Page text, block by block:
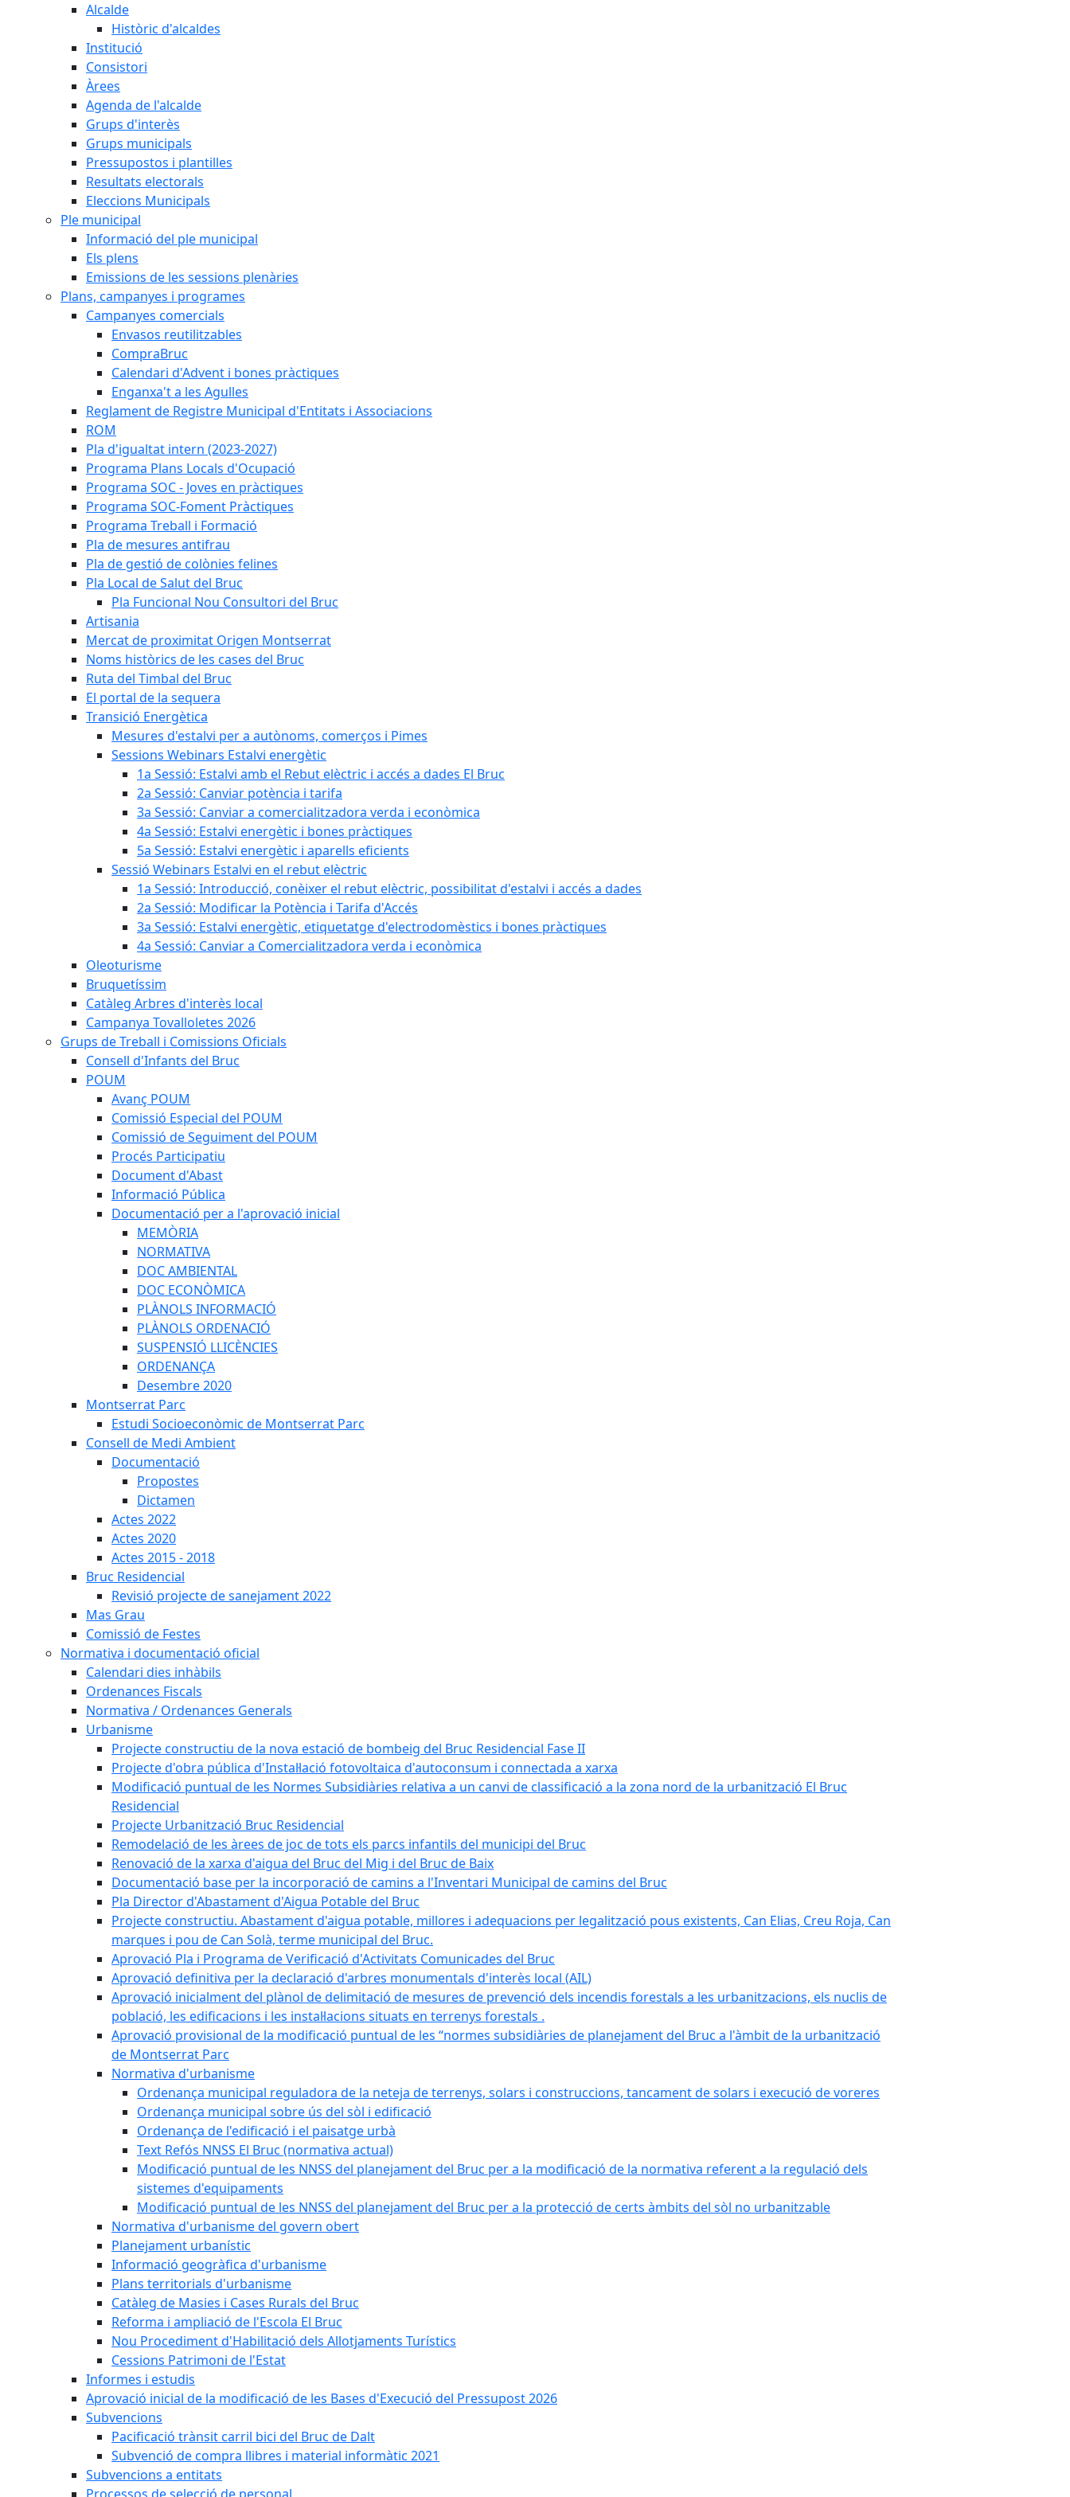
Alcalde
Històric d'alcaldes
Institució
Consistori
Àrees
Agenda de l'alcalde
Grups d'interès
Grups municipals
Pressupostos i plantilles
Resultats electorals
Eleccions Municipals
Ple municipal
Informació del ple municipal
Els plens
Emissions de les sessions plenàries
Plans, campanyes i programes
Campanyes comercials
Envasos reutilitzables
CompraBruc
Calendari d'Advent i bones pràctiques
Enganxa't a les Agulles
Reglament de Registre Municipal d'Entitats i Associacions
ROM
Pla d'igualtat intern (2023-2027)
Programa Plans Locals d'Ocupació
Programa SOC - Joves en pràctiques
Programa SOC-Foment Pràctiques
Programa Treball i Formació
Pla de mesures antifrau
Pla de gestió de colònies felines
Pla Local de Salut del Bruc
Pla Funcional Nou Consultori del Bruc
Artisania
Mercat de proximitat Origen Montserrat
Noms històrics de les cases del Bruc
Ruta del Timbal del Bruc
El portal de la sequera
Transició Energètica
Mesures d'estalvi per a autònoms, comerços i Pimes
Sessions Webinars Estalvi energètic
1a Sessió: Estalvi amb el Rebut elèctric i accés a dades El Bruc
2a Sessió: Canviar potència i tarifa
3a Sessió: Canviar a comercialitzadora verda i econòmica
4a Sessió: Estalvi energètic i bones pràctiques
5a Sessió: Estalvi energètic i aparells eficients
Sessió Webinars Estalvi en el rebut elèctric
1a Sessió: Introducció, conèixer el rebut elèctric, possibilitat d'estalvi i accés a dades
2a Sessió: Modificar la Potència i Tarifa d'Accés
3a Sessió: Estalvi energètic, etiquetatge d'electrodomèstics i bones pràctiques
4a Sessió: Canviar a Comercialitzadora verda i econòmica
Oleoturisme
Bruquetíssim
Catàleg Arbres d'interès local
Campanya Tovalloletes 2026
Grups de Treball i Comissions Oficials
Consell d'Infants del Bruc
POUM
Avanç POUM
Comissió Especial del POUM
Comissió de Seguiment del POUM
Procés Participatiu
Document d'Abast
Informació Pública
Documentació per a l'aprovació inicial
MEMÒRIA
NORMATIVA
DOC AMBIENTAL
DOC ECONÒMICA
PLÀNOLS INFORMACIÓ
PLÀNOLS ORDENACIÓ
SUSPENSIÓ LLICÈNCIES
ORDENANÇA
Desembre 2020
Montserrat Parc
Estudi Socioeconòmic de Montserrat Parc
Consell de Medi Ambient
Documentació
Propostes
Dictamen
Actes 2022
Actes 2020
Actes 2015 - 2018
Bruc Residencial
Revisió projecte de sanejament 2022
Mas Grau
Comissió de Festes
Normativa i documentació oficial
Calendari dies inhàbils
Ordenances Fiscals
Normativa / Ordenances Generals
Urbanisme
Projecte constructiu de la nova estació de bombeig del Bruc Residencial Fase II
Projecte d'obra pública d'Instal·lació fotovoltaica d'autoconsum i connectada a xarxa
Modificació puntual de les Normes Subsidiàries relativa a un canvi de classificació a la zona nord de la urbanització El Bruc
Residencial
Projecte Urbanització Bruc Residencial
Remodelació de les àrees de joc de tots els parcs infantils del municipi del Bruc
Renovació de la xarxa d'aigua del Bruc del Mig i del Bruc de Baix
Documentació base per la incorporació de camins a l'Inventari Municipal de camins del Bruc
Pla Director d'Abastament d'Aigua Potable del Bruc
Projecte constructiu. Abastament d'aigua potable, millores i adequacions per legalització pous existents, Can Elias, Creu Roja, Can
marques i pou de Can Solà, terme municipal del Bruc.
Aprovació Pla i Programa de Verificació d'Activitats Comunicades del Bruc
Aprovació definitiva per la declaració d'arbres monumentals d'interès local (AIL)
Aprovació inicialment del plànol de delimitació de mesures de prevenció dels incendis forestals a les urbanitzacions, els nuclis de
població, les edificacions i les instal·lacions situats en terrenys forestals .
Aprovació provisional de la modificació puntual de les “normes subsidiàries de planejament del Bruc a l'àmbit de la urbanització
de Montserrat Parc
Normativa d'urbanisme
Ordenança municipal reguladora de la neteja de terrenys, solars i construccions, tancament de solars i execució de voreres
Ordenança municipal sobre ús del sòl i edificació
Ordenança de l'edificació i el paisatge urbà
Text Refós NNSS El Bruc (normativa actual)
Modificació puntual de les NNSS del planejament del Bruc per a la modificació de la normativa referent a la regulació dels
sistemes d'equipaments
Modificació puntual de les NNSS del planejament del Bruc per a la protecció de certs àmbits del sòl no urbanitzable
Normativa d'urbanisme del govern obert
Planejament urbanístic
Informació geogràfica d'urbanisme
Plans territorials d'urbanisme
Catàleg de Masies i Cases Rurals del Bruc
Reforma i ampliació de l'Escola El Bruc
Nou Procediment d'Habilitació dels Allotjaments Turístics
Cessions Patrimoni de l'Estat
Informes i estudis
Aprovació inicial de la modificació de les Bases d'Execució del Pressupost 2026
Subvencions
Pacificació trànsit carril bici del Bruc de Dalt
Subvenció de compra llibres i material informàtic 2021
Subvencions a entitats